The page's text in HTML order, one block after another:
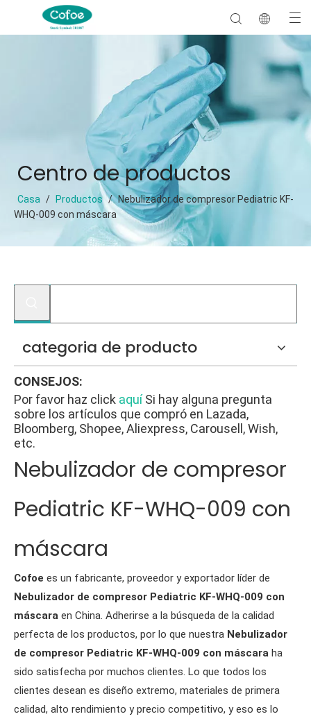
Centro de productos
Casa / Productos / Nebulizador de compresor Pediatric KF-
WHQ-009 con máscara
categoria de producto
CONSEJOS:
Por favor haz click aquí Si hay alguna pregunta
sobre los artículos que compró en Lazada,
Bloomberg, Shopee, Aliexpress, Carousell, Wish,
etc.
Nebulizador de compresor
Pediatric KF-WHQ-009 con
máscara
Cofoe es un fabricante, proveedor y exportador líder de
Nebulizador de compresor Pediatric KF-WHQ-009 con
máscara en China. Adherirse a la búsqueda de la calidad
perfecta de los productos, por lo que nuestra Nebulizador
de compresor Pediatric KF-WHQ-009 con máscara ha
sido satisfecha por muchos clientes. Lo que todos los
clientes desean es diseño extremo, materiales de primera
calidad, alto rendimiento y precio competitivo, y eso es lo